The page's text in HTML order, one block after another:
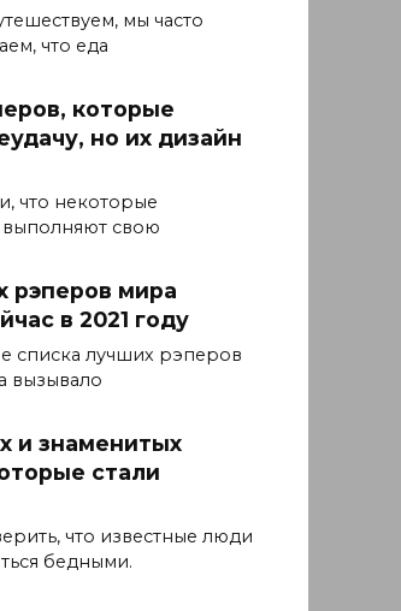
мы часто
что еда
которые
но их дизайн
что некоторые
свою
рэперов мира
в 2021 году
списка лучших рэперов
вызывало
и знаменитых
стали
что известные люди
бедными.